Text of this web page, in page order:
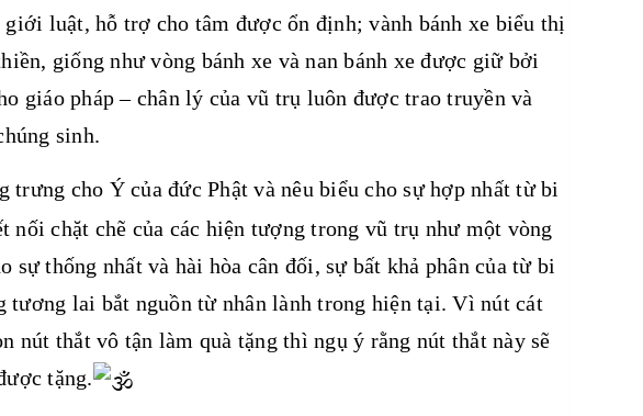
luật, hỗ trợ cho tâm được ổn định; vành bánh xe biểu thị
giống như vòng bánh xe và nan bánh xe được giữ bởi
giáo pháp – chân lý của vũ trụ luôn được trao truyền và
sinh.
cho Ý của đức Phật và nêu biểu cho sự hợp nhất từ bi
chặt chẽ của các hiện tượng trong vũ trụ như một vòng
sự thống nhất và hài hòa cân đối, sự bất khả phân của từ bi
tương lai bắt nguồn từ nhân lành trong hiện tại. Vì nút cát
nút thắt vô tận làm quà tặng thì ngụ ý rằng nút thắt này sẽ
tặng.